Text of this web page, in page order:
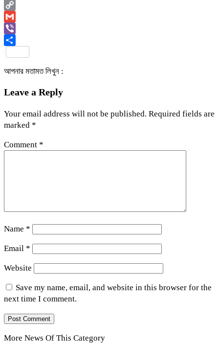
Email
Copy
Link
Gmail
Viber
আপনার মতামত লিখুন :
Leave a Reply
Your email address will not be published. Required fields are
marked *
Comment *
Name *
Email *
Website
Save my name, email, and website in this browser for the
next time I comment.
More News Of This Category